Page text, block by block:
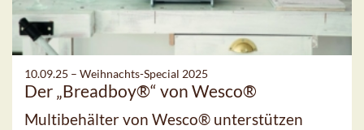
10.09.25 – Weihnachts-Special 2025
Der „Breadboy®“ von Wesco®
Multibehälter von Wesco® unterstützen